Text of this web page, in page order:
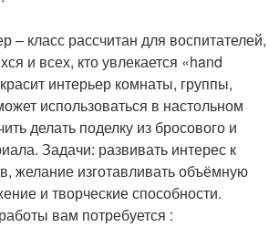
– класс рассчитан для воспитателей,
и всех, кто увлекается «hand
интерьер комнаты, группы,
использоваться в настольном
делать поделку из бросового и
Задачи: развивать интерес к
желание изготавливать объёмную
и творческие способности.
вам потребуется :